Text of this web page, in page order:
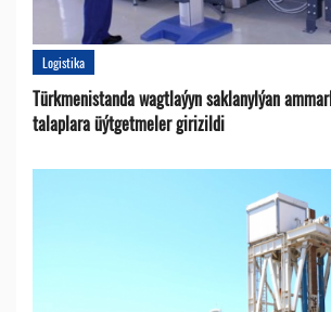
Logistika
Türkmenistanda wagtlaýyn saklanylýan
talaplara üýtgetmeler girizildi